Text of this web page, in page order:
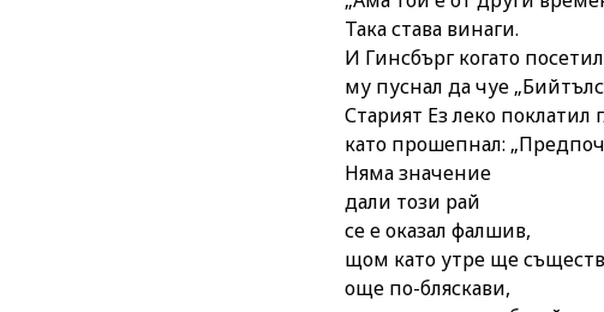
Така става винаги.
И Гинсбърг когато
му пуснал да чуе
Старият Ез леко поклатил
като прошепнал:
Няма значение
дали този рай
се е оказал фалшив,
щом като утре ще
още по-бляскави,